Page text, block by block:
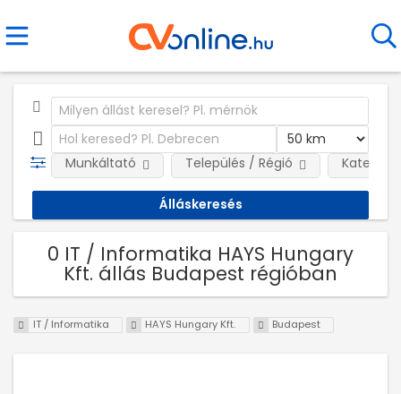
Munkáltató Település / Régió
0 IT / Informatika HAYS Hungary
Kft. állás Budapest régióban
IT / Informatika HAYS Hungary Kft. Budapest